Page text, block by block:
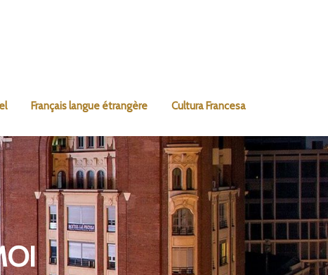
Français langue étrangère Cultura Francesa